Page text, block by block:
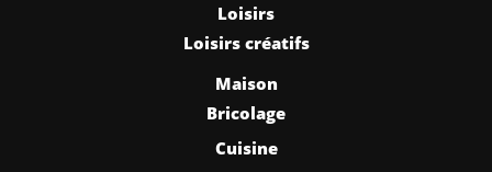
Loisirs
Loisirs créatifs
Maison
Bricolage
Cuisine